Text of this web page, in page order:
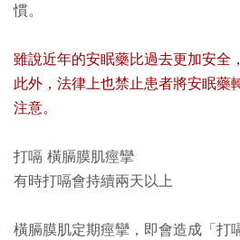
慣。
雖說近年的安眠藥比過去更加安全
此外，法律上也禁止患者將安眠藥
注意。
打嗝 橫膈膜肌痙攣
有時打嗝會持續兩天以上
橫膈膜肌定期痙攣，即會造成「打